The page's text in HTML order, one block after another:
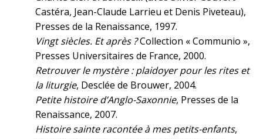
Castéra, Jean-Claude Larrieu et Denis Piveteau),
Presses de la Renaissance, 1997.
Vingt siècles. Et après ?Collection « Communio »,
Presses Universitaires de France, 2000.
Retrouver le mystère : plaidoyer pour les rites et
la liturgie, Desclée de Brouwer, 2004.
Petite histoire d’Anglo-Saxonnie, Presses de la
Renaissance, 2007.
Histoire sainte racontée à mes petits-enfants,